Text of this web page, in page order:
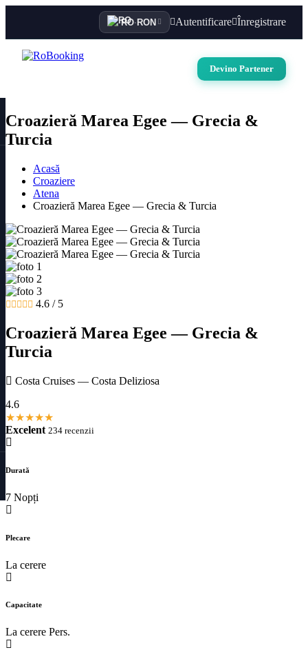
RO·RON Autentificare Înregistrare
Devino Partener
Croazieră Marea Egee — Grecia &
Turcia
Acasă
Croaziere
Atena
Croazieră Marea Egee — Grecia & Turcia
4.6 / 5
Croazieră Marea Egee — Grecia &
Turcia
Costa Cruises — Costa Deliziosa
4.6
★★★★★
Excelent 234 recenzii
Durată
7 Nopți
Plecare
La cerere
Capacitate
La cerere Pers.